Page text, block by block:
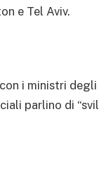
e Tel Aviv.
i ministri
parlino di